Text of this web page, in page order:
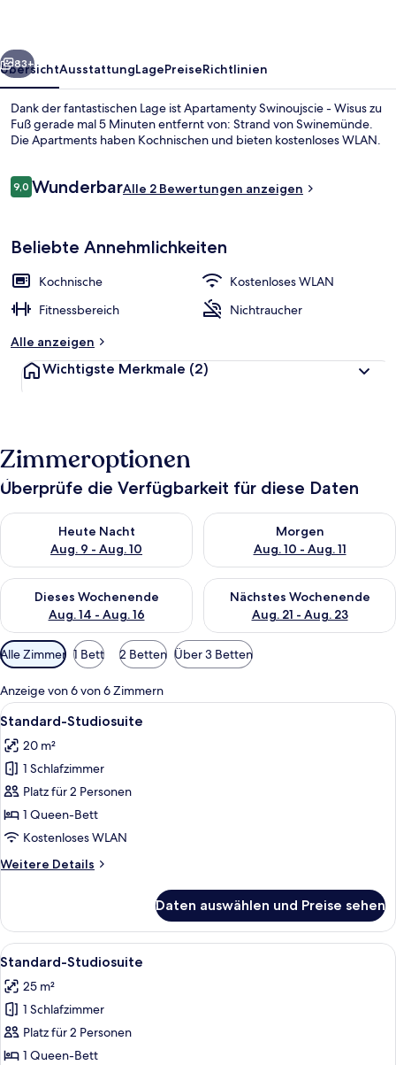
Classic-Apartment | Bügeleisen/
Weiter
83+
ÜbersichtAusstattungLagePreiseRichtlinien
Dank der fantastischen Lage ist Apartamenty Swinoujscie - Wisus zu
Fuß gerade mal 5 Minuten entfernt von: Strand von Swinemünde.
Die Apartments haben Kochnischen und bieten kostenloses WLAN.
Bewertungen
9,09,0 von 10.
WunderbarAlle 2 Bewertungen anzeigen
Beliebte Annehmlichkeiten
Kochnische
Kostenloses WLAN
Fitnessbereich
Nichtraucher
Alle anzeigen
Wichtigste Merkmale (2)
Zimmeroptionen
Überprüfe die Verfügbarkeit für diese Daten
Heute Nacht
Aug. 9 - Aug. 10
Überprüfe die Verfügbarkeit für heute Nacht, Aug. 9 - Aug.
Morgen
Aug. 10 - Aug. 11
Überprüfe die Verfügbarkeit
Dieses Wochenende
Aug. 14 - Aug. 16
Überprüfe die Verfügbarkeit für dieses Wochenende, Aug. 14
Nächstes Wochenende
Aug. 21 - Aug. 23
Überprüfe die Verfügbarkeit
Verfügbare
Filter
für
Zimmer
Alle Zimmer 1 Bett 2 Betten Über 3 Betten
Anzeige von 6 von 6 Zimmern
Alle
Fotos
für
Standard-
Studiosuite
anzeigen
Ein Schlafzimmer mit einem Bett,
8
Standard-Studiosuite
20 m²
1 Schlafzimmer
Platz für 2 Personen
1 Queen-Bett
Kostenloses WLAN
Weitere Details
Weitere
Studiosuite
Daten auswählen und Preise sehen
Alle
Fotos
für
Standard-
Studiosuite
anzeigen
Ein modernes Hotelzimmer mit
6
Standard-Studiosuite
25 m²
1 Schlafzimmer
Platz für 2 Personen
1 Queen-Bett